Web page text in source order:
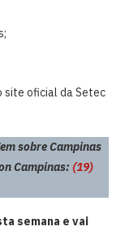
site oficial da Setec
sobre Campinas
Campinas: (19)
semana e vai